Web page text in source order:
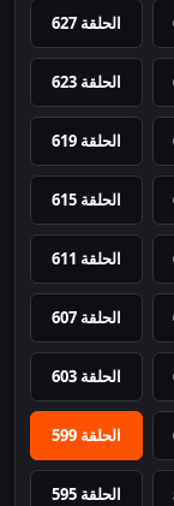
الحلقة 627
الحلقة 623
الحلقة 619
الحلقة 615
الحلقة 611
الحلقة 607
الحلقة 603
الحلقة 599
الحلقة 595